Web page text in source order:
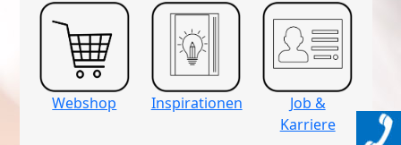
Webshop Inspirationen
Job &
Karriere